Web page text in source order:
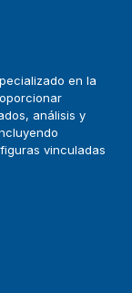
en la
análisis y
vinculadas